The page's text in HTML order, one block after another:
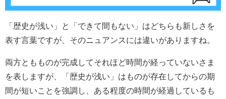
「歴史が浅い」と「できて間もない」はどちらも新しさを
表す言葉ですが、そのニュアンスには違いがありますね。
両方ともものが完成してそれほど時間が経っていないさま
を表しますが、「歴史が浅い」はものが存在してからの期
間が短いことを強調し、ある程度の時間が経過しているも